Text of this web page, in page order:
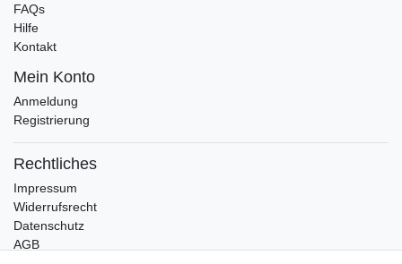
FAQs
Hilfe
Kontakt
Mein Konto
Anmeldung
Registrierung
Rechtliches
Impressum
Widerrufsrecht
Datenschutz
AGB